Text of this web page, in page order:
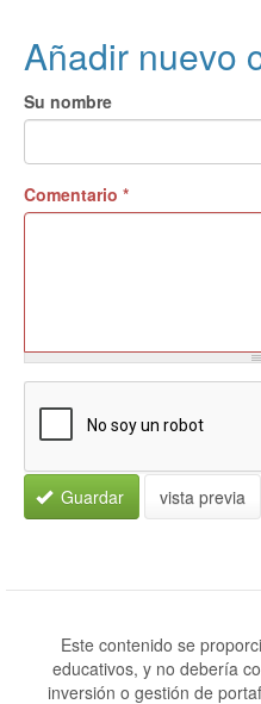
Añadir nuevo
Su nombre
Comentario *
Guardar vista previa
Este contenido se
educativos, y no debería
inversión o gestión de